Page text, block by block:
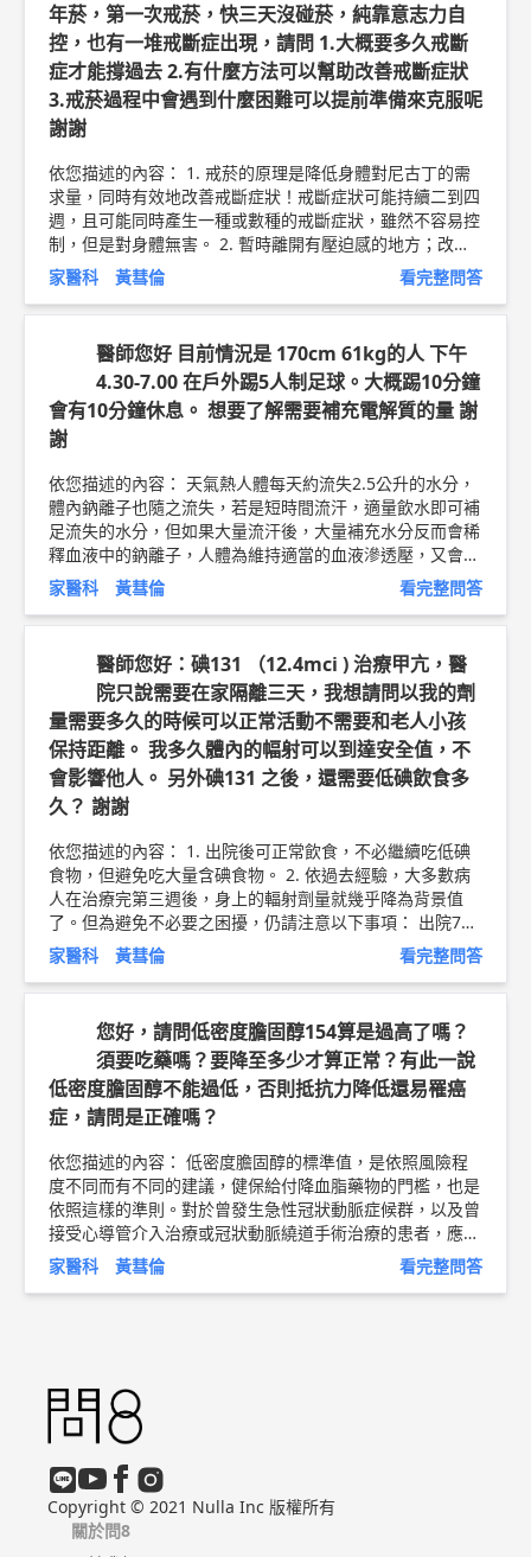
年菸，第一次戒菸，快三天沒碰菸，純靠意志力自
控，也有一堆戒斷症出現，請問 1.大概要多久戒斷
症才能撐過去 2.有什麼方法可以幫助改善戒斷症狀
3.戒菸過程中會遇到什麼困難可以提前準備來克服呢
謝謝
依您描述的內容： 1. 戒菸的原理是降低身體對尼古丁的需
求量，同時有效地改善戒斷症狀！戒斷症狀可能持續二到四
週，且可能同時產生一種或數種的戒斷症狀，雖然不容易控
制，但是對身體無害。 2. 暫時離開有壓迫感的地方；改變
想法，轉移注意力，想一些以往愉快的經驗；將全身肌肉繃
緊後儘量完全放鬆，搭配深且慢的呼吸，重複交替數次後，
可消除戒斷症狀。再者，使用健保戒菸門診，尋求戒菸醫師
協助。 3. 規律的運動可以使腦內產生類似嗎啡的化學物
質，使人情緒穩定，心情愉悅且有安定神經的功能。室內運
動可從各式伸展體操開始，包括擴胸運動、伸展四肢、跳
繩、打掃房間等等。有氧運動則能加強心肺功能、促進血液
循環。以上皆能有效為戒菸做準備！ 以上純係觀念交流，
醫師 黃彗倫 醫師簡介 ►http://bit.ly/2uUM3sQ肌少症衛
教文章 ►http://bit.ly/2IS5xra
家醫科 黃彗倫 看完整問答
醫師您好 目前情況是 170cm 61kg的人 下午
4.30-7.00 在戶外踢5人制足球。大概踢10分鐘
會有10分鐘休息。 想要了解需要補充電解質的量 謝
謝
依您描述的內容： 天氣熱人體每天約流失2.5公升的水分，
體內鈉離子也隨之流失，若是短時間流汗，適量飲水即可補
足流失的水分，但如果大量流汗後，大量補充水分反而會稀
釋血液中的鈉離子，人體為維持適當的血液滲透壓，又會將
水分從尿液排出，一旦持續流汗，鈉離子不斷流失，喝進來
的水也無法留在體內，惡性循環下，體內電解質失去平衡，
形成自發性脫水，輕則身體不適、運動機能低下，重則體溫
調節功能失效、中暑，甚至危及生命。 在糖分幫助下，可
以更有效吸收水分及電解質，因此夏天持續流汗或運動超過
一小時，飲用含有0.1~0.2%鹽、4~-8%糖的飲料，有助於
預防中暑。 以上純係觀念交流，一切以醫師實際看診為
準。 東元醫院 家庭醫學科 主治醫師 黃彗倫 醫師簡介 ►ht
tp://bit.ly/2uUM3sQ
家醫科 黃彗倫 看完整問答
醫師您好：碘131 （12.4mci ) 治療甲亢，醫
院只說需要在家隔離三天，我想請問以我的劑
量需要多久的時候可以正常活動不需要和老人小孩
保持距離。 我多久體內的幅射可以到達安全值，不
會影響他人。 另外碘131 之後，還需要低碘飲食多
久？ 謝謝
依您描述的內容： 1. 出院後可正常飲食，不必繼續吃低碘
食物，但避免吃大量含碘食物。 2. 依過去經驗，大多數病
人在治療完第三週後，身上的輻射劑量就幾乎降為背景值
了。但為避免不必要之困擾，仍請注意以下事項： 出院7日
內： 與其他人應保持一公尺以上距離，每天不得超過一小
時；維持在二公尺以上距離，不限時間。避免接觸孕婦或孩
童，如有必要，每天不得超過10分鐘。每次如廁後的便器應
按水沖洗2次。 出院8～14日內： 避免接觸孕婦或孩童，如
有必要，每天不得超過20分鐘。每次如廁後應按水沖洗2
次。 出院14日以上： 可恢復正常生活。 以上純係觀念交
流，一切以醫師實際看診為準。 新竹東元醫院 家庭醫學科
主治醫師 黃彗倫 醫師簡介 ►
家醫科 黃彗倫 看完整問答
您好，請問低密度膽固醇154算是過高了嗎？
須要吃藥嗎？要降至多少才算正常？有此一說
低密度膽固醇不能過低，否則抵抗力降低還易罹癌
症，請問是正確嗎？
依您描述的內容： 低密度膽固醇的標準值，是依照風險程
度不同而有不同的建議，健保給付降血脂藥物的門檻，也是
依照這樣的準則。對於曾發生急性冠狀動脈症候群，以及曾
接受心導管介入治療或冠狀動脈繞道手術治療的患者，應該
將低密度膽固醇控制在70 mg/dL以下；若有糖尿病或心血
管疾病，控制目標則是降到100mg/dL以下。 若沒有相關心
人體細胞膜的重要成分，也是合成腎上腺素、性荷爾蒙的主
要原料。有它才能保護紅血球、血管、器官等身體構造，過
低時體內細胞可能提早衰老而誘發許多問題，包括免疫力下
降、提高罹癌機會；同時也會使腦部提早老化，甚至罹患失
智症。 以上純係觀念交流，一切以醫師實際看診為準。 東
元醫院 家庭醫學科 主治醫師 黃彗倫 醫師簡介 ►
t.ly/2uUM3sQ
家醫科 黃彗倫 看完整問答
Copyright © 2021 Nulla Inc 版權所有
關於問8